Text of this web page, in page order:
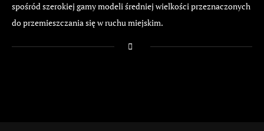
spośród szerokiej gamy modeli średniej wielkości przeznaczonych
do przemieszczania się w ruchu miejskim.